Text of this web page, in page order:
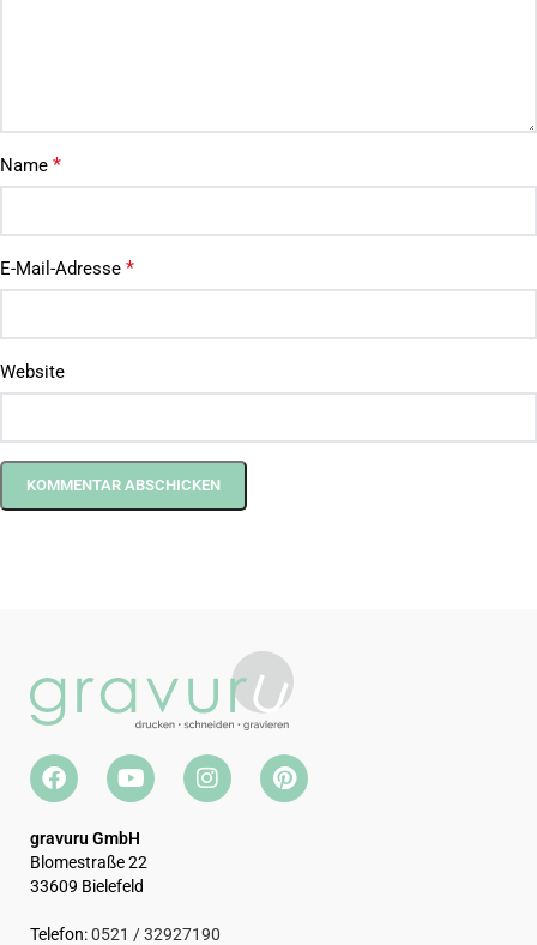
Name *
E-Mail-Adresse *
Website
gravuru GmbH
Blomestraße 22
33609 Bielefeld
Telefon:0521 / 32927190